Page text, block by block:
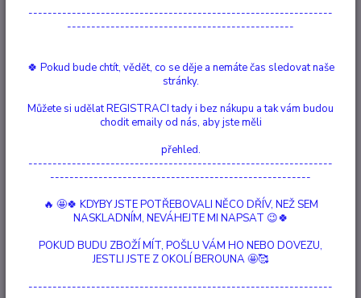
ještě lepší stravitelnost také některé kmeny kvasnic a
mikroorganismy, které se podílejí na správné funkci střeva.
Suroviny na krmiva jsou v potravinářské kvalitě, přírodní, bez
genetické modifikace a chemického zatížení. Konzervy jsou
zavařovány šetrným postupným zahříváním. Je známo, že
když dáte ruku do 40°C teplé vody, rychle ji vytáhnete,
protože vás pálí. Ale když dáte ruku do lázně a postupně
budete přilévat teplou vodu, vydržíte až do 90°C bez
konzervovala, musí se zahřát na teplotu, zhruba 123°C, ale
tímto principem postupného zahřívání se zajistí vysoká
---------------------------------------------------------------
-----------------------------------------------
🍀 Pokud bude chtít, vědět, co se děje a nemáte čas sledovat naše
stránky.
Můžete si udělat REGISTRACI tady i bez nákupu a tak vám budou
chodit emaily od nás, aby jste měli
přehled.
---------------------------------------------------------------
------------------------------------------------------
🔥 🤩🍀 KDYBY JSTE POTŘEBOVALI NĚCO DŘÍV, NEŽ SEM
NASKLADNÍM, NEVÁHEJTE MI NAPSAT 😉🍀
POKUD BUDU ZBOŽÍ MÍT, POŠLU VÁM HO NEBO DOVEZU,
JESTLI JSTE Z OKOLÍ BEROUNA 🤩🥰
---------------------------------------------------------------